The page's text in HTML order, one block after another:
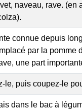
naveau, rave.
connue depuis
par la pomme
une part
le, puis coupez-le
dans le bac à